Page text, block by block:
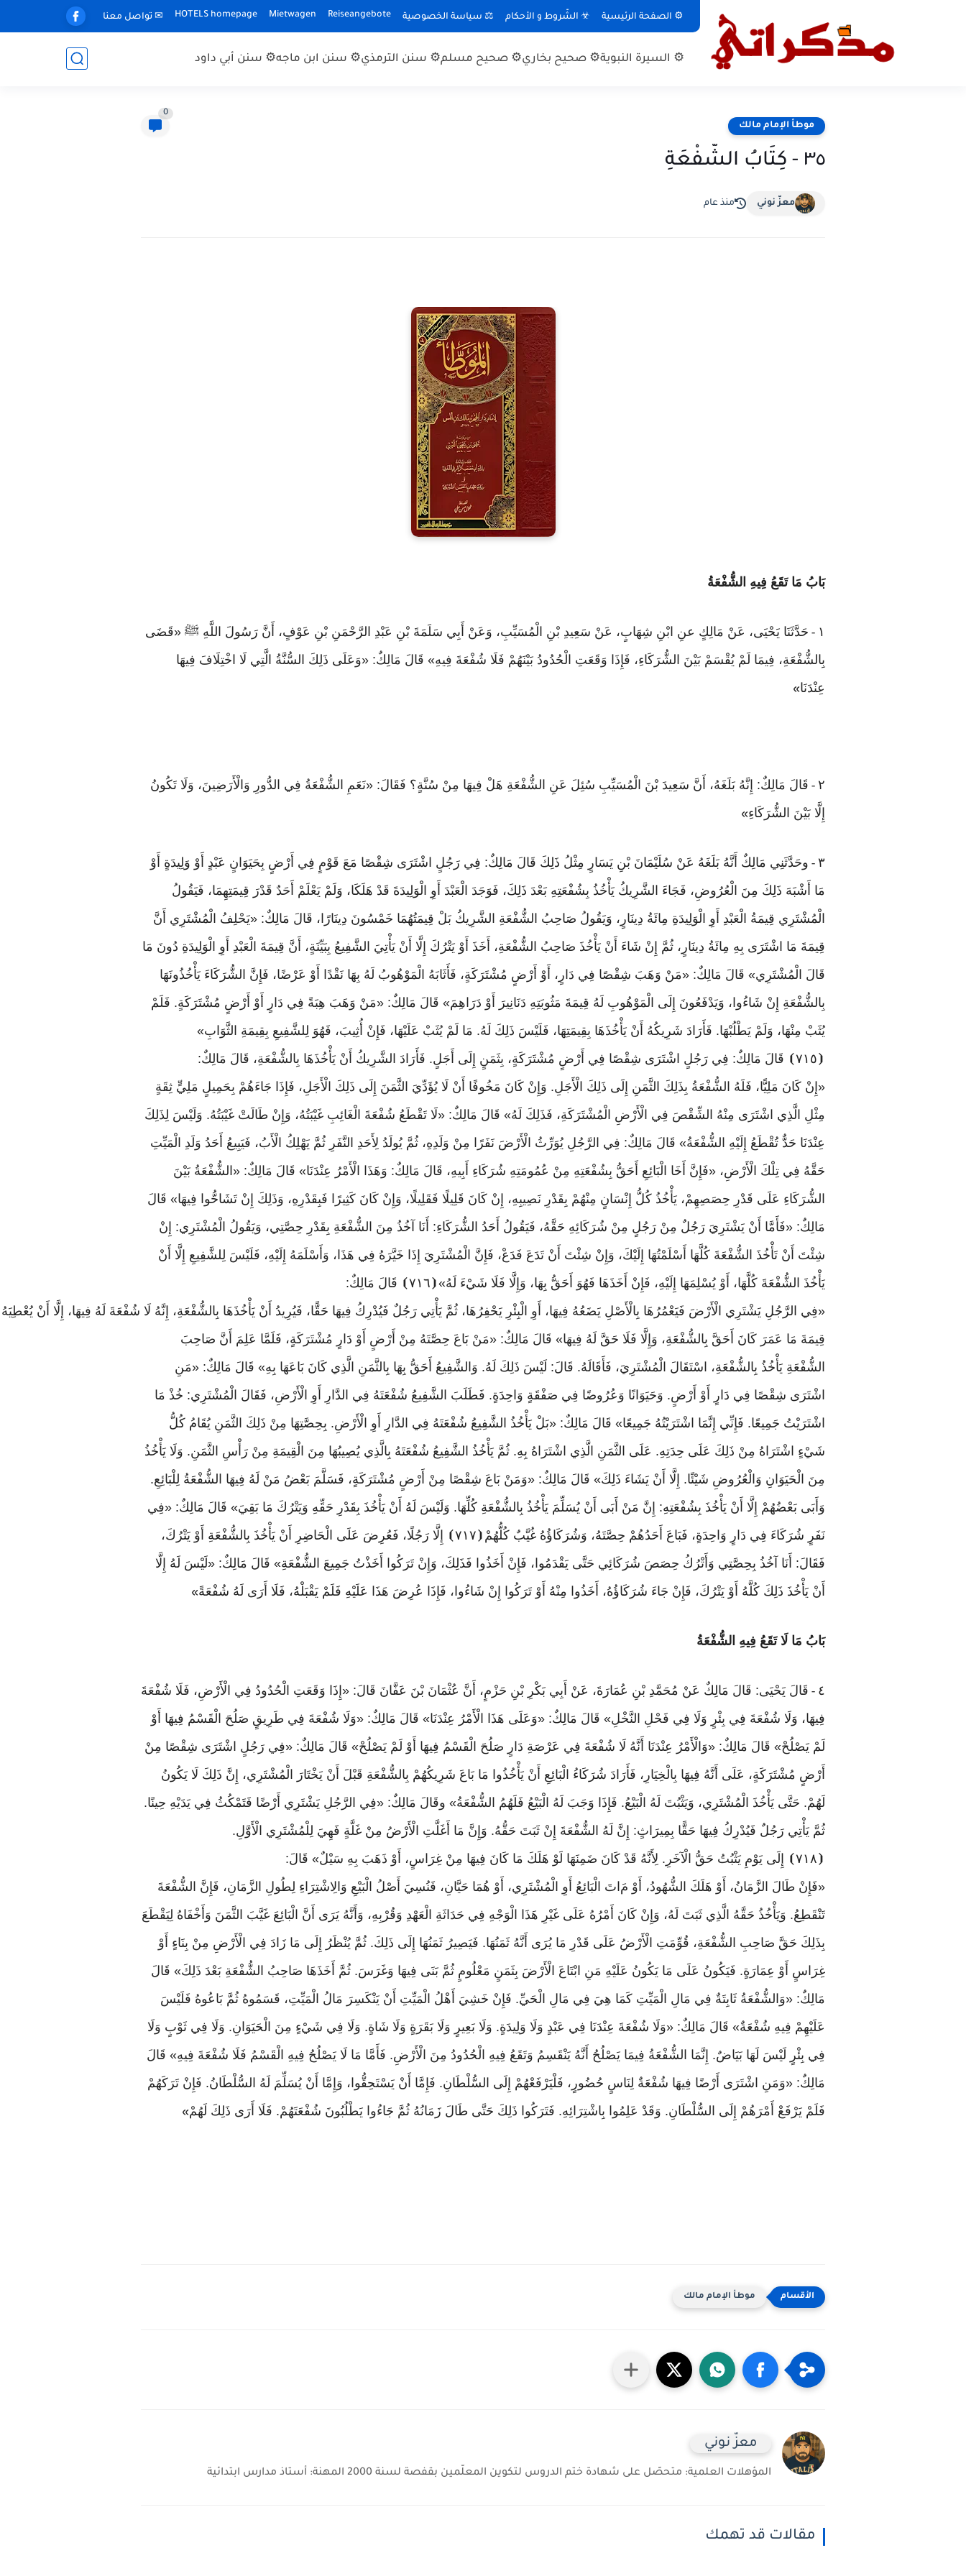
⚙ الصفحة الرئيسية ☣ الشّروط و الأحكام ⚖ سياسة الخصوصية Reiseangebote
Mietwagen
HOTELS homepage ✉ تواصل معنا
⚙ السيرة النبوية⚙ صحيح بخاري⚙ صحيح مسلم⚙ سنن الترمذي⚙ سنن ابن ماجه⚙ سنن أبي داود
موطأ الإمام مالك
0
٣٥ - كِتَابُ الشُّفْعَةِ
معزّ نوني منذ عام
بَابُ مَا تَقَعُ فِيهِ الشُّفْعَةُ
١ - حَدَّثَنَا يَحْيَى، عَنْ مَالِكٍ عنِ ابْنِ شِهَابٍ، عَنْ سَعِيدِ بْنِ الْمُسَيِّبِ، وَعَنْ أَبِي سَلَمَةَ بْنِ عَبْدِ الرَّحْمَنِ بْنِ عَوْفٍ، أَنَّ رَسُولَ اللَّهِ ﷺ «قَضَى
بِالشُّفْعَةِ، فِيمَا لَمْ يُقْسَمْ بَيْنَ الشُّرَكَاءِ، فَإِذَا وَقَعَتِ الْحُدُودُ بَيْنَهُمْ فَلَا شُفْعَةَ فِيهِ» قَالَ مَالِكٌ: «وَعَلَى ذَلِكَ السُّنَّةُ الَّتِي لَا اخْتِلَافَ فِيهَا
عِنْدَنَا»
٢ - قَالَ مَالِكٌ: إِنَّهُ بَلَغَهُ، أَنَّ سَعِيدَ بْنَ الْمُسَيِّبِ سُئِلَ عَنِ الشُّفْعَةِ هَلْ فِيهَا مِنْ سُنَّةٍ؟ فَقَالَ: «نَعَمِ الشُّفْعَةُ فِي الدُّورِ وَالْأَرَضِينَ، وَلَا تَكُونُ
إِلَّا بَيْنَ الشُّرَكَاءِ»
٣ - وحَدَّثَنِي مَالِكٌ أَنَّهُ بَلَغَهُ عَنْ سُلَيْمَانَ بْنِ يَسَارٍ مِثْلُ ذَلِكَ قَالَ مَالِكٌ: فِي رَجُلٍ اشْتَرَى شِقْصًا مَعَ قَوْمٍ فِي أَرْضٍ بِحَيَوَانٍ عَبْدٍ أَوْ وَلِيدَةٍ أَوْ
مَا أَشْبَهَ ذَلِكَ مِنَ الْعُرُوضِ، فَجَاءَ الشَّرِيكُ يَأْخُذُ بِشُفْعَتِهِ بَعْدَ ذَلِكَ، فَوَجَدَ الْعَبْدَ أَوِ الْوَلِيدَةَ قَدْ هَلَكَا، وَلَمْ يَعْلَمْ أَحَدٌ قَدْرَ قِيمَتِهِمَا، فَيَقُولُ
الْمُشْتَرِي قِيمَةُ الْعَبْدِ أَوِ الْوَلِيدَةِ مِائَةُ دِينَارٍ، وَيَقُولُ صَاحِبُ الشُّفْعَةِ الشَّرِيكُ بَلْ قِيمَتُهُمَا خَمْسُونَ دِينَارًا، قَالَ مَالِكٌ: «يَحْلِفُ الْمُشْتَرِي أَنَّ
قِيمَةَ مَا اشْتَرَى بِهِ مِائَةُ دِينَارٍ، ثُمَّ إِنْ شَاءَ أَنْ يَأْخُذَ صَاحِبُ الشُّفْعَةِ، أَخَذَ أَوْ يَتْرُكَ إِلَّا أَنْ يَأْتِيَ الشَّفِيعُ بِبَيِّنَةٍ، أَنَّ قِيمَةَ الْعَبْدِ أَوِ الْوَلِيدَةِ دُونَ مَا
قَالَ الْمُشْتَرِي» قَالَ مَالِكٌ: «مَنْ وَهَبَ شِقْصًا فِي دَارٍ، أَوْ أَرْضٍ مُشْتَرَكَةٍ، فَأَثَابَهُ الْمَوْهُوبُ لَهُ بِهَا نَقْدًا أَوْ عَرْضًا، فَإِنَّ الشُّرَكَاءَ يَأْخُذُونَهَا
بِالشُّفْعَةِ إِنْ شَاءُوا، وَيَدْفَعُونَ إِلَى الْمَوْهُوبِ لَهُ قِيمَةَ مَثُوبَتِهِ دَنَانِيرَ أَوْ دَرَاهِمَ» قَالَ مَالِكٌ: «مَنْ وَهَبَ هِبَةً فِي دَارٍ أَوْ أَرْضٍ مُشْتَرَكَةٍ. فَلَمْ
يُثَبْ مِنْهَا، وَلَمْ يَطْلُبْهَا. فَأَرَادَ شَرِيكُهُ أَنْ يَأْخُذَهَا بِقِيمَتِهَا، فَلَيْسَ ذَلِكَ لَهُ. مَا لَمْ يُثَبْ عَلَيْهَا، فَإِنْ أُثِيبَ، فَهُوَ لِلشَّفِيعِ بِقِيمَةِ الثَّوَابِ»
⦗٧١٥⦘ قَالَ مَالِكٌ: فِي رَجُلٍ اشْتَرَى شِقْصًا فِي أَرْضٍ مُشْتَرَكَةٍ، بِثَمَنٍ إِلَى أَجَلٍ. فَأَرَادَ الشَّرِيكُ أَنْ يَأْخُذَهَا بِالشُّفْعَةِ، قَالَ مَالِكٌ:
«إِنْ كَانَ مَلِيًّا، فَلَهُ الشُّفْعَةُ بِذَلِكَ الثَّمَنِ إِلَى ذَلِكَ الْأَجَلِ. وَإِنْ كَانَ مَخُوفًا أَنْ لَا يُؤَدِّيَ الثَّمَنَ إِلَى ذَلِكَ الْأَجَلِ، فَإِذَا جَاءَهُمْ بِحَمِيلٍ مَلِيٍّ ثِقَةٍ
مِثْلِ الَّذِي اشْتَرَى مِنْهُ الشِّقْصَ فِي الْأَرْضِ الْمُشْتَرَكَةِ، فَذَلِكَ لَهُ» قَالَ مَالِكٌ: «لَا تَقْطَعُ شُفْعَةَ الْغَائِبِ غَيْبَتُهُ، وَإِنْ طَالَتْ غَيْبَتُهُ. وَلَيْسَ لِذَلِكَ
عِنْدَنَا حَدٌّ تُقْطَعُ إِلَيْهِ الشُّفْعَةُ» قَالَ مَالِكٌ: فِي الرَّجُلِ يُوَرِّثُ الْأَرْضَ نَفَرًا مِنْ وَلَدِهِ، ثُمَّ يُولَدُ لِأَحَدِ النَّفَرِ ثُمَّ يَهْلِكُ الْأَبُ، فَيَبِيعُ أَحَدُ وَلَدِ الْمَيِّتِ
حَقَّهُ فِي تِلْكَ الْأَرْضِ، «فَإِنَّ أَخَا الْبَائِعِ أَحَقُّ بِشُفْعَتِهِ مِنْ عُمُومَتِهِ شُرَكَاءِ أَبِيهِ، قَالَ مَالِكٌ: وَهَذَا الْأَمْرُ عِنْدَنَا» قَالَ مَالِكٌ: «الشُّفْعَةُ بَيْنَ
الشُّرَكَاءِ عَلَى قَدْرِ حِصَصِهِمْ، يَأْخُذُ كُلُّ إِنْسَانٍ مِنْهُمْ بِقَدْرِ نَصِيبِهِ، إِنْ كَانَ قَلِيلًا فَقَلِيلًا، وَإِنْ كَانَ كَثِيرًا فَبِقَدْرِهِ، وَذَلِكَ إِنْ تَشَاحُّوا فِيهَا» قَالَ
مَالِكٌ: «فَأَمَّا أَنْ يَشْتَرِيَ رَجُلٌ مِنْ رَجُلٍ مِنْ شُرَكَائِهِ حَقَّهُ، فَيَقُولُ أَحَدُ الشُّرَكَاءِ: أَنَا آخُذُ مِنَ الشُّفْعَةِ بِقَدْرِ حِصَّتِي، وَيَقُولُ الْمُشْتَرِي: إِنْ
شِئْتَ أَنْ تَأْخُذَ الشُّفْعَةَ كُلَّهَا أَسْلَمْتُهَا إِلَيْكَ، وَإِنْ شِئْتَ أَنْ تَدَعَ فَدَعْ، فَإِنَّ الْمُشْتَرِيَ إِذَا خَيَّرَهُ فِي هَذَا، وَأَسْلَمَهُ إِلَيْهِ، فَلَيْسَ لِلشَّفِيعِ إِلَّا أَنْ
يَأْخُذَ الشُّفْعَةَ كُلَّهَا، أَوْ يُسْلِمَهَا إِلَيْهِ، فَإِنْ أَخَذَهَا فَهُوَ أَحَقُّ بِهَا، وَإِلَّا فَلَا شَيْءَ لَهُ»⦗٧١٦⦘ قَالَ مَالِكٌ:
«فِي الرَّجُلِ يَشْتَرِي الْأَرْضَ فَيَعْمُرُهَا بِالْأَصْلِ يَضَعُهُ فِيهَا، أَوِ الْبِئْرِ يَحْفِرُهَا، ثُمَّ يَأْتِي رَجُلٌ فَيُدْرِكُ فِيهَا حَقًّا، فَيُرِيدُ أَنْ يَأْخُذَهَا بِالشُّفْعَةِ، إِنَّهُ لَا شُفْعَةَ لَهُ فِيهَا، إِلَّا أَنْ يُعْطِيَهُ
قِيمَةَ مَا عَمَرَ كَانَ أَحَقَّ بِالشُّفْعَةِ، وَإِلَّا فَلَا حَقَّ لَهُ فِيهَا» قَالَ مَالِكٌ: «مَنْ بَاعَ حِصَّتَهُ مِنْ أَرْضٍ أَوْ دَارٍ مُشْتَرَكَةٍ، فَلَمَّا عَلِمَ أَنَّ صَاحِبَ
الشُّفْعَةِ يَأْخُذُ بِالشُّفْعَةِ، اسْتَقَالَ الْمُشْتَرِيَ، فَأَقَالَهُ. قَالَ: لَيْسَ ذَلِكَ لَهُ. وَالشَّفِيعُ أَحَقُّ بِهَا بِالثَّمَنِ الَّذِي كَانَ بَاعَهَا بِهِ» قَالَ مَالِكٌ: «مَنِ
اشْتَرَى شِقْصًا فِي دَارٍ أَوْ أَرْضٍ. وَحَيَوَانًا وَعُرُوضًا فِي صَفْقَةٍ وَاحِدَةٍ. فَطَلَبَ الشَّفِيعُ شُفْعَتَهُ فِي الدَّارِ أَوِ الْأَرْضِ، فَقَالَ الْمُشْتَرِي: خُذْ مَا
اشْتَرَيْتُ جَمِيعًا. فَإِنِّي إِنَّمَا اشْتَرَيْتُهُ جَمِيعًا» قَالَ مَالِكٌ: «بَلْ يَأْخُذُ الشَّفِيعُ شُفْعَتَهُ فِي الدَّارِ أَوِ الْأَرْضِ. بِحِصَّتِهَا مِنْ ذَلِكَ الثَّمَنِ يُقَامُ كُلُّ
شَيْءٍ اشْتَرَاهُ مِنْ ذَلِكَ عَلَى حِدَتِهِ. عَلَى الثَّمَنِ الَّذِي اشْتَرَاهُ بِهِ. ثُمَّ يَأْخُذُ الشَّفِيعُ شُفْعَتَهُ بِالَّذِي يُصِيبُهَا مِنَ الْقِيمَةِ مِنْ رَأْسِ الثَّمَنِ. وَلَا يَأْخُذُ
مِنَ الْحَيَوَانِ وَالْعُرُوضِ شَيْئًا. إِلَّا أَنْ يَشَاءَ ذَلِكَ» قَالَ مَالِكٌ: «وَمَنْ بَاعَ شِقْصًا مِنْ أَرْضٍ مُشْتَرَكَةٍ، فَسَلَّمَ بَعْضُ مَنْ لَهُ فِيهَا الشُّفْعَةُ لِلْبَائِعِ.
وَأَبَى بَعْضُهُمْ إِلَّا أَنْ يَأْخُذَ بِشُفْعَتِهِ: إِنَّ مَنْ أَبَى أَنْ يُسَلِّمَ يَأْخُذُ بِالشُّفْعَةِ كُلِّهَا. وَلَيْسَ لَهُ أَنْ يَأْخُذَ بِقَدْرِ حَقِّهِ وَيَتْرُكَ مَا بَقِيَ» قَالَ مَالِكٌ: «فِي
نَفَرٍ شُرَكَاءَ فِي دَارٍ وَاحِدَةٍ، فَبَاعَ أَحَدُهُمْ حِصَّتَهُ، وَشُرَكَاؤُهُ غُيَّبٌ كُلُّهُمْ ⦗٧١٧⦘ إِلَّا رَجُلًا، فَعُرِضَ عَلَى الْحَاضِرِ أَنْ يَأْخُذَ بِالشُّفْعَةِ أَوْ يَتْرُكَ،
فَقَالَ: أَنَا آخُذُ بِحِصَّتِي وَأَتْرُكُ حِصَصَ شُرَكَائِي حَتَّى يَقْدَمُوا، فَإِنْ أَخَذُوا فَذَلِكَ، وَإِنْ تَرَكُوا أَخَذْتُ جَمِيعَ الشُّفْعَةِ» قَالَ مَالِكٌ: «لَيْسَ لَهُ إِلَّا
أَنْ يَأْخُذَ ذَلِكَ كُلَّهُ أَوْ يَتْرُكَ، فَإِنْ جَاءَ شُرَكَاؤُهُ، أَخَذُوا مِنْهُ أَوْ تَرَكُوا إِنْ شَاءُوا، فَإِذَا عُرِضَ هَذَا عَلَيْهِ فَلَمْ يَقْبَلْهُ، فَلَا أَرَى لَهُ شُفْعَةً»
بَابُ مَا لَا تَقَعُ فِيهِ الشُّفْعَةُ
٤ - قَالَ يَحْيَى: قَالَ مَالِكٌ عَنْ مُحَمَّدِ بْنِ عُمَارَةَ، عَنْ أَبِي بَكْرِ بْنِ حَزْمٍ، أَنَّ عُثْمَانَ بْنَ عَفَّانَ قَالَ: «إِذَا وَقَعَتِ الْحُدُودُ فِي الْأَرْضِ، فَلَا شُفْعَةَ
فِيهَا، وَلَا شُفْعَةَ فِي بِئْرٍ وَلَا فِي فَحْلِ النَّخْلِ» قَالَ مَالِكٌ: «وَعَلَى هَذَا الْأَمْرُ عِنْدَنَا» قَالَ مَالِكٌ: «وَلَا شُفْعَةَ فِي طَرِيقٍ صَلُحَ الْقَسْمُ فِيهَا أَوْ
لَمْ يَصْلُحْ» قَالَ مَالِكٌ: «وَالْأَمْرُ عِنْدَنَا أَنَّهُ لَا شُفْعَةَ فِي عَرْصَةِ دَارٍ صَلُحَ الْقَسْمُ فِيهَا أَوْ لَمْ يَصْلُحْ» قَالَ مَالِكٌ: «فِي رَجُلٍ اشْتَرَى شِقْصًا مِنْ
أَرْضٍ مُشْتَرَكَةٍ، عَلَى أَنَّهُ فِيهَا بِالْخِيَارِ، فَأَرَادَ شُرَكَاءُ الْبَائِعِ أَنْ يَأْخُذُوا مَا بَاعَ شَرِيكُهُمْ بِالشُّفْعَةِ قَبْلَ أَنْ يَخْتَارَ الْمُشْتَرِي، إِنَّ ذَلِكَ لَا يَكُونُ
لَهُمْ. حَتَّى يَأْخُذَ الْمُشْتَرِي، وَيَثْبُتَ لَهُ الْبَيْعُ. فَإِذَا وَجَبَ لَهُ الْبَيْعُ فَلَهُمُ الشُّفْعَةُ» وقَالَ مَالِكٌ: «فِي الرَّجُلِ يَشْتَرِي أَرْضًا فَتَمْكُثُ فِي يَدَيْهِ حِينًا.
ثُمَّ يَأْتِي رَجُلٌ فَيُدْرِكُ فِيهَا حَقًّا بِمِيرَاثٍ: إِنَّ لَهُ الشُّفْعَةَ إِنْ ثَبَتَ حَقُّهُ. وَإِنَّ مَا أَغَلَّتِ الْأَرْضُ مِنْ غَلَّةٍ فَهِيَ لِلْمُشْتَرِي الْأَوَّلِ.
⦗٧١٨⦘ إِلَى يَوْمِ يَثْبُتُ حَقُّ الْآخَرِ . لِأَنَّهُ قَدْ كَانَ ضَمِنَهَا لَوْ هَلَكَ مَا كَانَ فِيهَا مِنْ غِرَاسٍ، أَوْ ذَهَبَ بِهِ سَيْلٌ» قَالَ:
«فَإِنْ طَالَ الزَّمَانُ، أَوْ هَلَكَ الشُّهُودُ، أَوْ مَ اتَ الْبَائِعُ أَوِ الْمُشْتَرِي، أَوْ هُمَا حَيَّانِ، فَنُسِيَ أَصْلُ الْبَيْعِ وَالِاشْتِرَاءِ لِطُولِ الزَّمَانِ، فَإِنَّ الشُّفْعَةَ
تَنْقَطِعُ. وَيَأْخُذُ حَقَّهُ الَّذِي ثَبَتَ لَهُ، وَإِنْ كَانَ أَمْرُهُ عَلَى غَيْرِ هَذَا الْوَجْهِ فِي حَدَاثَةِ الْعَهْدِ وَقُرْبِهِ، وَأَنَّهُ يَرَى أَنَّ الْبَائِعَ غَيَّبَ الثَّمَنَ وَأَخْفَاهُ لِيَقْطَعَ
بِذَلِكَ حَقَّ صَاحِبِ الشُّفْعَةِ، قُوِّمَتِ الْأَرْضُ عَلَى قَدْرِ مَا يُرَى أَنَّهُ ثَمَنُهَا. فَيَصِيرُ ثَمَنُهَا إِلَى ذَلِكَ. ثُمَّ يُنْظَرُ إِلَى مَا زَادَ فِي الْأَرْضِ مِنْ بِنَاءٍ أَوْ
غِرَاسٍ أَوْ عِمَارَةٍ. فَيَكُونُ عَلَى مَا يَكُونُ عَلَيْهِ مَنِ ابْتَاعَ الْأَرْضَ بِثَمَنٍ مَعْلُومٍ ثُمَّ بَنَى فِيهَا وَغَرَسَ. ثُمَّ أَخَذَهَا صَاحِبُ الشُّفْعَةِ بَعْدَ ذَلِكَ» قَالَ
مَالِكٌ: «وَالشُّفْعَةُ ثَابِتَةٌ فِي مَالِ الْمَيِّتِ كَمَا هِيَ فِي مَالِ الْحَيِّ. فَإِنْ خَشِيَ أَهْلُ الْمَيِّتِ أَنْ يَنْكَسِرَ مَالُ الْمَيِّتِ، قَسَمُوهُ ثُمَّ بَاعُوهُ فَلَيْسَ
عَلَيْهِمْ فِيهِ شُفْعَةٌ» قَالَ مَالِكٌ: «وَلَا شُفْعَةَ عِنْدَنَا فِي عَبْدٍ وَلَا وَلِيدَةٍ. وَلَا بَعِيرٍ وَلَا بَقَرَةٍ وَلَا شَاةٍ. وَلَا فِي شَيْءٍ مِنَ الْحَيَوَانِ. وَلَا فِي ثَوْبٍ وَلَا
فِي بِئْرٍ لَيْسَ لَهَا بَيَاضٌ. إِنَّمَا الشُّفْعَةُ فِيمَا يَصْلُحُ أَنَّهُ يَنْقَسِمُ وَتَقَعُ فِيهِ الْحُدُودُ مِنَ الْأَرْضِ. فَأَمَّا مَا لَا يَصْلُحُ فِيهِ الْقَسْمُ فَلَا شُفْعَةَ فِيهِ» قَالَ
مَالِكٌ: «وَمَنِ اشْتَرَى أَرْضًا فِيهَا شُفْعَةٌ لِنَاسٍ حُضُورٍ، فَلْيَرْفَعْهُمْ إِلَى السُّلْطَانِ. فَإِمَّا أَنْ يَسْتَحِقُّوا، وَإِمَّا أَنْ يُسَلِّمَ لَهُ السُّلْطَانُ. فَإِنْ تَرَكَهُمْ
فَلَمْ يَرْفَعْ أَمْرَهُمْ إِلَى السُّلْطَانِ. وَقَدْ عَلِمُوا بِاشْتِرَائِهِ. فَتَرَكُوا ذَلِكَ حَتَّى طَالَ زَمَانُهُ ثُمَّ جَاءُوا يَطْلُبُونَ شُفْعَتَهُمْ. فَلَا أَرَى ذَلِكَ لَهُمْ»
موطأ الإمام مالك
معزّ نوني
المؤهلات العلمية: متحصّل على شهادة ختم الدروس لتكوين المعلّمين بقفصة لسنة 2000 المهنة: أستاذ مدارس ابتدائية
مقالات قد تهمك